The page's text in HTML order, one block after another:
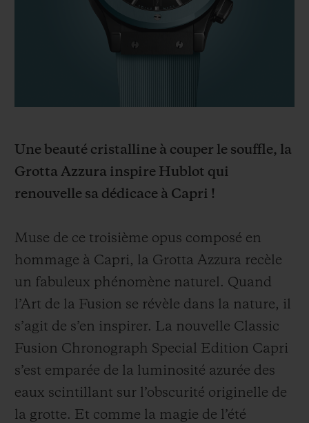
Une beauté cristalline à couper le souffle, la
Grotta Azzura inspire Hublot qui
renouvelle sa dédicace à Capri !
Muse de ce troisième opus composé en
hommage à Capri, la Grotta Azzura recèle
un fabuleux phénomène naturel. Quand
l’Art de la Fusion se révèle dans la nature, il
s’agit de s’en inspirer. La nouvelle Classic
Fusion Chronograph Special Edition Capri
s’est emparée de la luminosité azurée des
eaux scintillant sur l’obscurité originelle de
la grotte. Et comme la magie de l’été
SUMMER MULTI-
COLORED CERAMIC
BIG BANG
PEACH CERAMIC
DÉLAI DE LIVRAISON
LIVRAISON ET RETOURS GRATUITS
POCHETTE CADEAU
NOUS CONTACTER